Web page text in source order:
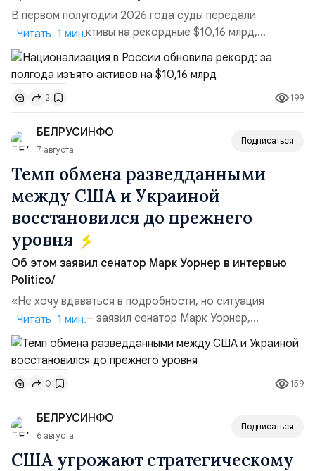
В первом полугодии 2026 года суды передали
государству активы на рекордные $10,16 млрд,
подсчитали аналитики AK&M. Это в 2,5 раза больше,
чем за аналогичный период 2025 года ($3,95 млрд).
Всего зафиксировано 15 национализационных
транзакций, которые обеспечили 42,2% денежного
объёма всего российского рынка слияний и
поглощений. Крупнейшей ...
Читать 1 мин.
2 199
БЕЛРУСИНФО
7 августа
Подписаться
Темп обмена разведданными
между США и Украиной
восстановился до прежнего
уровня
Об этом заявил сенатор Марк Уорнер в интервью
Politico/
«Не хочу вдаваться в подробности, но ситуация
улучшилась», — заявил сенатор Марк Уорнер,
высокопоставленный член комитета по разведке,
добавив, что использование Украиной беспилотников и
ракет большой дальности позволило ей наносить
удары вглубь российской территории и укрепило её
позиции.Сотрудничество со стороны США стало
ключом к позитивному пов...
Читать 1 мин.
0 159
БЕЛРУСИНФО
6 августа
Подписаться
США угрожают стратегическому